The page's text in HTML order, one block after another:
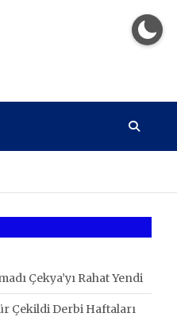
Çekya’yı Rahat Yendi
Çekildi Derbi Haftaları